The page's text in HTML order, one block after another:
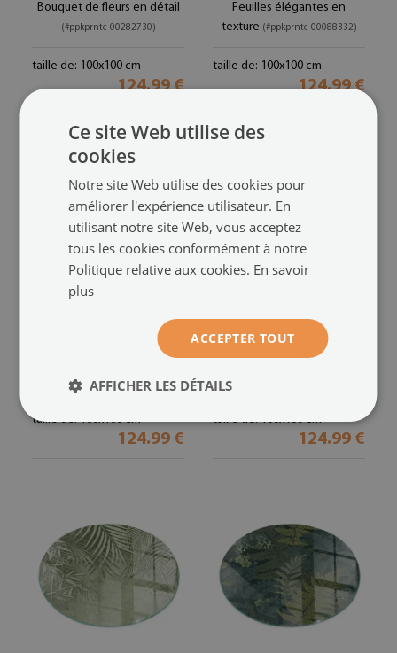
Bouquet de fleurs en détail
(#ppkprntc-00282730)
taille de: 100x100 cm
124.99 €
Feuilles élégantes en
texture (#ppkprntc-00088332)
taille de: 100x100 cm
124.99 €
Plaque de verre pour
cheminée quartier
papillons
(#ppkprntc-00075346)
taille de: 100x100 cm
124.99 €
Plaque verre pour poêle
quartier
Feuilles aux motifs subtils
taille de: 100x100 cm
124.99 €
Ce site Web utilise des
cookies
Notre site Web utilise des cookies pour
améliorer l'expérience utilisateur. En
utilisant notre site Web, vous acceptez
tous les cookies conformément à notre
Politique relative aux cookies. En savoir
plus
ACCEPTER TOUT
AFFICHER LES DÉTAILS